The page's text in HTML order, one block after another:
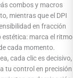
combos y macros
mientras que el DPI
en fracción
estética: marca el ritmo
cada momento.
cada clic es decisivo,
tu control en precisión